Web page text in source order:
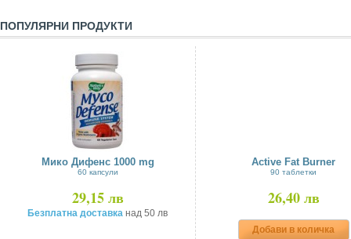
ПОПУЛЯРНИ ПРОДУКТИ
Мико Дифенс 1000 mg
60 капсули
29,15 лв
Безплатна доставка над 50 лв
Active Fat Burner
90 таблетки
26,40 лв
Добави в количка